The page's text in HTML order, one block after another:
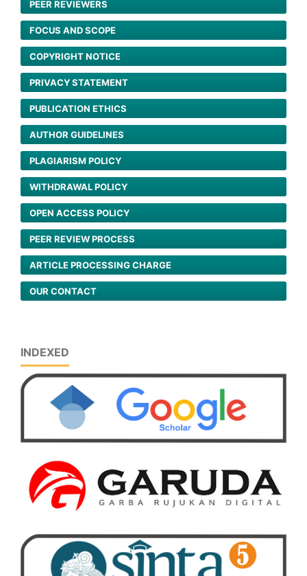
PEER REVIEWERS
FOCUS AND SCOPE
COPYRIGHT NOTICE
PRIVACY STATEMENT
PUBLICATION ETHICS
AUTHOR GUIDELINES
PLAGIARISM POLICY
WITHDRAWAL POLICY
OPEN ACCESS POLICY
PEER REVIEW PROCESS
ARTICLE PROCESSING CHARGE
OUR CONTACT
INDEXED